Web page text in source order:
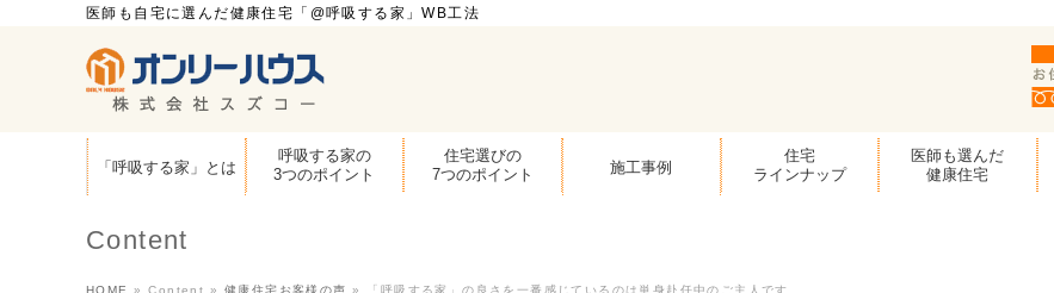
医師も自宅に選んだ健康住宅「@呼吸する家」WB工法
「呼吸する家」とは
呼吸する家の
3つのポイント
住宅選びの
7つのポイント
施工事例
住宅
ラインナップ
医師も選んだ
健康住宅
Content